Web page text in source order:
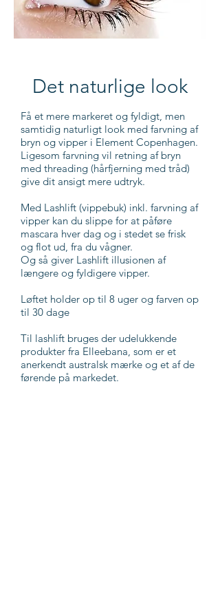
Det naturlige look
Få et mere markeret og fyldigt, men
samtidig naturligt look med farvning af
bryn og vipper i Element Copenhagen.
Ligesom farvning vil retning af bryn
med threading (hårfjerning med tråd)
give dit ansigt mere udtryk.
Med Lashlift (vippebuk) inkl. farvning af
vipper kan du slippe for at påføre
mascara hver dag og i stedet se frisk
og flot ud, fra du vågner.
Og så giver Lashlift illusionen af
længere og fyldigere vipper.
Løftet holder op til 8 uger og farven op
til 30 dage
Til lashlift bruges der udelukkende
produkter fra Elleebana, som er et
anerkendt australsk mærke og et af de
førende på markedet.